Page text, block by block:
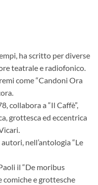
ha scritto per diverse
teatrale e radiofonico.
come “Candoni Ora
collabora a “Il Caffè”,
grottesca ed eccentrica
nell’antologia “Le
il “De moribus
comiche e grottesche